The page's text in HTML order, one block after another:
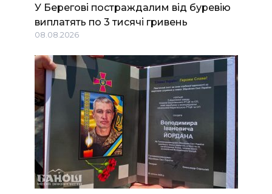
У Берегові постраждалим від буревію
виплатять по 3 тисячі гривень
08.08.2026